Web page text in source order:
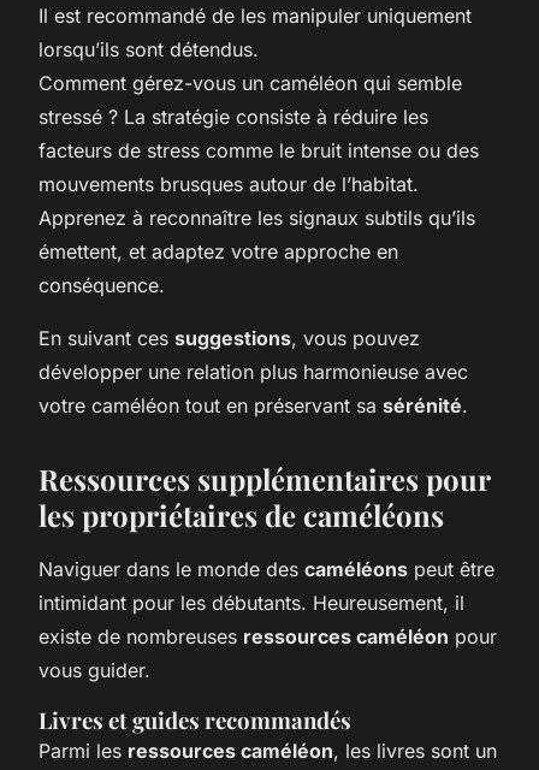
Il est recommandé de les manipuler uniquement
lorsqu’ils sont détendus.
Comment gérez-vous un caméléon qui semble
stressé ? La stratégie consiste à réduire les
facteurs de stress comme le bruit intense ou des
mouvements brusques autour de l’habitat.
Apprenez à reconnaître les signaux subtils qu’ils
émettent, et adaptez votre approche en
conséquence.
En suivant ces suggestions, vous pouvez
développer une relation plus harmonieuse avec
votre caméléon tout en préservant sa sérénité.
Ressources supplémentaires pour
les propriétaires de caméléons
Naviguer dans le monde des caméléons peut être
intimidant pour les débutants. Heureusement, il
existe de nombreuses ressources caméléon pour
vous guider.
Livres et guides recommandés
Parmi les ressources caméléon, les livres sont un